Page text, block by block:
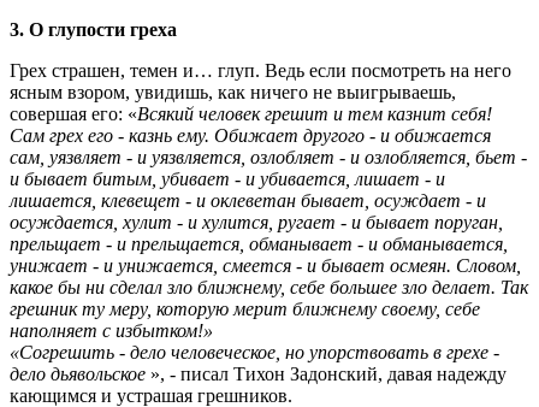
3. О глупости греха
Грех страшен, темен и… глуп. Ведь если посмотреть на него
ясным взором, увидишь, как ничего не выигрываешь,
совершая его: «Всякий человек грешит и тем казнит себя!
Сам грех его - казнь ему. Обижает другого - и обижается
сам, уязвляет - и уязвляется, озлобляет - и озлобляется, бьет -
и бывает битым, убивает - и убивается, лишает - и
лишается, клевещет - и оклеветан бывает, осуждает - и
осуждается, хулит - и хулится, ругает - и бывает поруган,
прельщает - и прельщается, обманывает - и обманывается,
унижает - и унижается, смеется - и бывает осмеян. Словом,
какое бы ни сделал зло ближнему, себе большее зло делает. Так
грешник ту меру, которую мерит ближнему своему, себе
наполняет с избытком!»
«Согрешить - дело человеческое, но упорствовать в грехе -
дело дьявольское », - писал Тихон Задонский, давая надежду
кающимся и устрашая грешников.